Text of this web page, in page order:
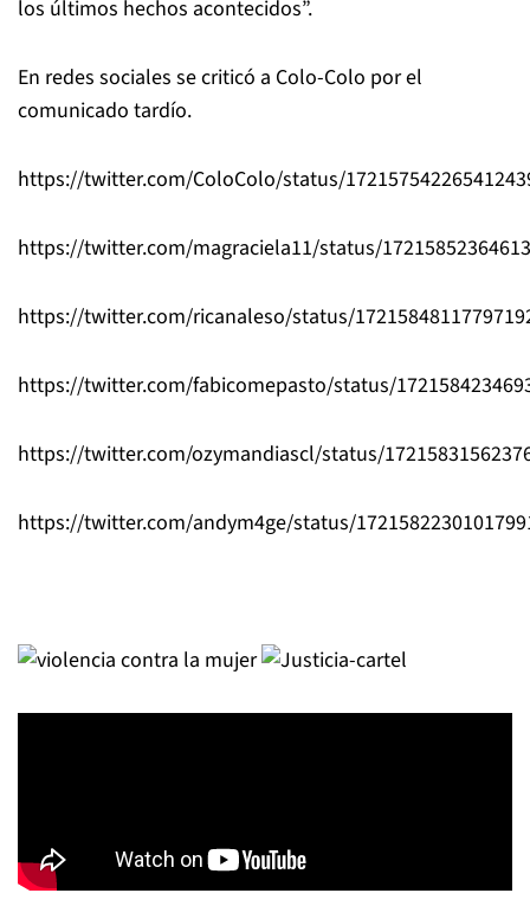
los últimos hechos acontecidos”.
En redes sociales se criticó a Colo-Colo por el
comunicado tardío.
https://twitter.com/ColoColo/status/
https://twitter.com/magraciela11/status/
https://twitter.com/ricanaleso/status/
https://twitter.com/fabicomepasto/status/
https://twitter.com/ozymandiascl/status/
https://twitter.com/andym4ge/status/